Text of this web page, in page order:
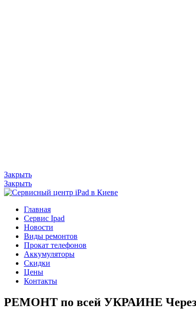
Закрыть
Закрыть
Главная
Сервис Ipad
Новости
Виды ремонтов
Прокат телефонов
Аккумуляторы
Скидки
Цены
Контакты
РЕМОНТ по всей УКРАИНЕ Через